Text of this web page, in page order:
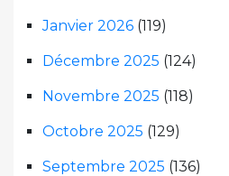
Janvier 2026 (119)
Décembre 2025 (124)
Novembre 2025 (118)
Octobre 2025 (129)
Septembre 2025 (136)